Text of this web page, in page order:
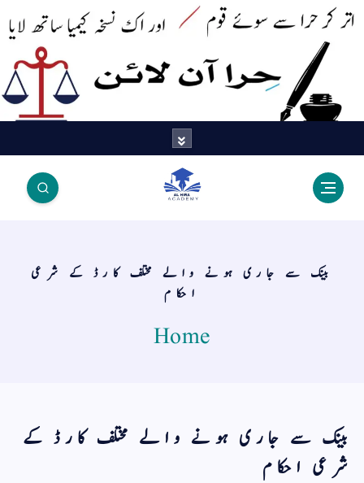
اک نسخہ کیمیا ساتھ لایا
بینک سے جاری ہونے والے مختلف کارڈ کے شرعی
احکام
Home
بینک سے جاری ہونے والے مختلف کارڈ کے
شرعی احکام